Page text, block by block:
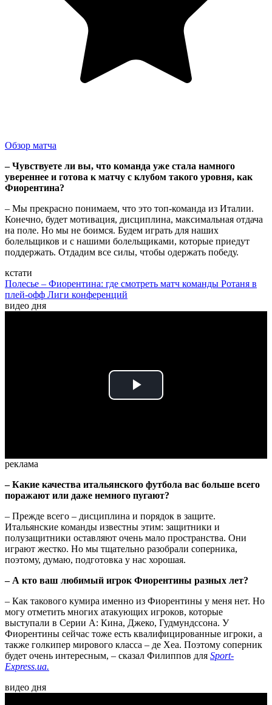
Обзор матча
– Чувствуете ли вы, что команда уже стала намного
увереннее и готова к матчу с клубом такого уровня, как
Фиорентина?
– Мы прекрасно понимаем, что это топ-команда из Италии.
Конечно, будет мотивация, дисциплина, максимальная отдача
на поле. Но мы не боимся. Будем играть для наших
болельщиков и с нашими болельщиками, которые приедут
поддержать. Отдадим все силы, чтобы одержать победу.
кстати
Полесье – Фиорентина: где смотреть матч команды Ротаня в
плей-офф Лиги конференций
видео дня
Play
реклама
– Какие качества итальянского футбола вас больше всего
поражают или даже немного пугают?
– Прежде всего – дисциплина и порядок в защите.
Итальянские команды известны этим: защитники и
полузащитники оставляют очень мало пространства. Они
играют жестко. Но мы тщательно разобрали соперника,
поэтому, думаю, подготовка у нас хорошая.
– А кто ваш любимый игрок Фиорентины разных лет?
– Как такового кумира именно из Фиорентины у меня нет. Но
могу отметить многих атакующих игроков, которые
выступали в Серии А: Кина, Джеко, Гудмундссона. У
Фиорентины сейчас тоже есть квалифицированные игроки, а
также голкипер мирового класса – де Хеа. Поэтому соперник
будет очень интересным, – сказал Филиппов для Sport-
Express.ua.
видео дня